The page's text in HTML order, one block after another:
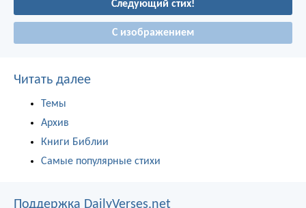
Следующий стих!
С изображением
Читать далее
Темы
Архив
Книги Библии
Самые популярные стихи
Поддержка DailyVerses.net